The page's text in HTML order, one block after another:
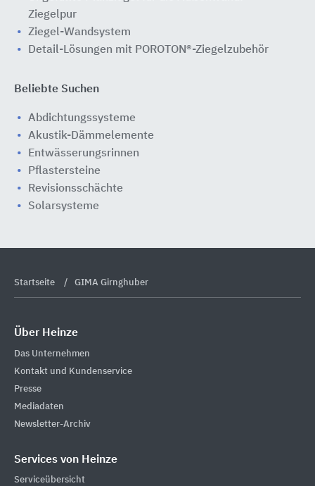
Ziegelpur
Ziegel-Wandsystem
Detail-Lösungen mit POROTON®-Ziegelzubehör
Beliebte Suchen
Abdichtungssysteme
Akustik-Dämmelemente
Entwässerungsrinnen
Pflastersteine
Revisionsschächte
Solarsysteme
Startseite GIMA Girnghuber
Über Heinze
Das Unternehmen
Kontakt und Kundenservice
Presse
Mediadaten
Newsletter-Archiv
Services von Heinze
Serviceübersicht